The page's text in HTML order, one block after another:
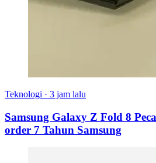
Teknologi · 3 jam lalu
Samsung Galaxy Z Fold 8
order 7 Tahun Samsung